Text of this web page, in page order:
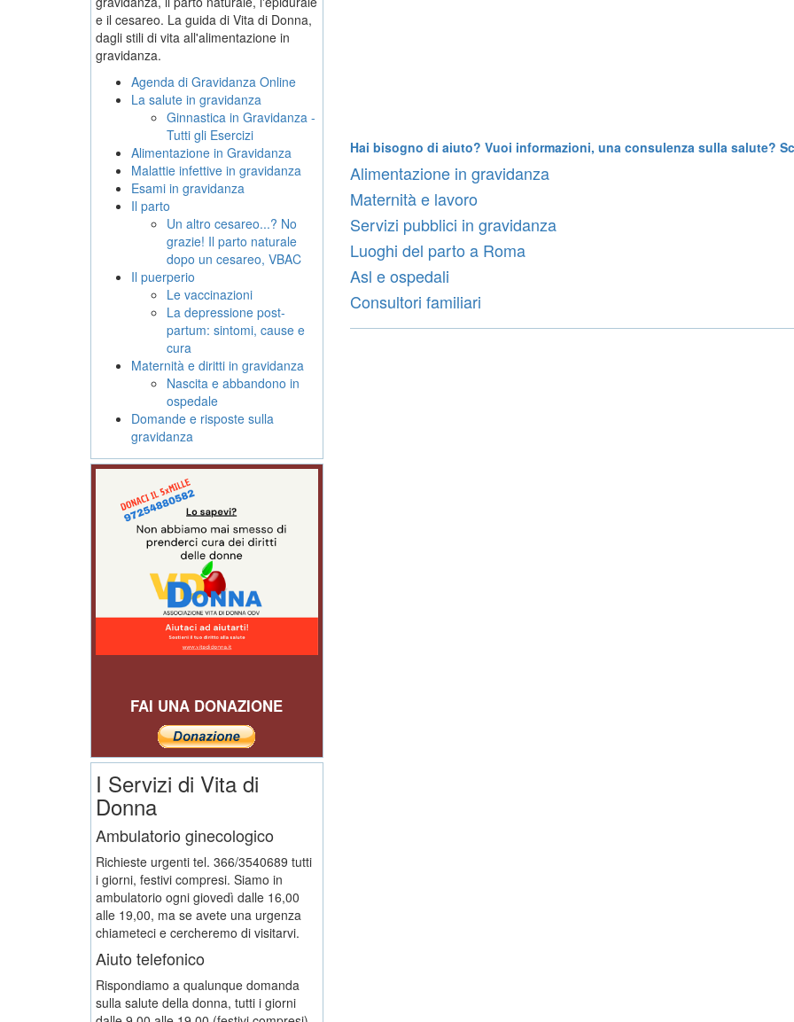
Hai bisogno di aiuto? Vuoi informazioni, una consulenza sulla salute?
Alimentazione in gravidanza
Maternità e lavoro
Servizi pubblici in gravidanza
Luoghi del parto a Roma
Asl e ospedali
Consultori familiari
e il cesareo. La guida di Vita di Donna,
dagli stili di vita all'alimentazione in
gravidanza.
Agenda di Gravidanza Online
La salute in gravidanza
Ginnastica in Gravidanza -
Tutti gli Esercizi
Alimentazione in Gravidanza
Malattie infettive in gravidanza
Esami in gravidanza
Il parto
Un altro cesareo...? No
grazie! Il parto naturale
dopo un cesareo, VBAC
Il puerperio
Le vaccinazioni
La depressione post-
partum: sintomi, cause e
cura
Maternità e diritti in gravidanza
Nascita e abbandono in
ospedale
Domande e risposte sulla
gravidanza
FAI UNA DONAZIONE
I Servizi di Vita di
Donna
Ambulatorio ginecologico
Richieste urgenti tel. 366/3540689 tutti
i giorni, festivi compresi. Siamo in
ambulatorio ogni giovedì dalle 16,00
alle 19,00, ma se avete una urgenza
chiameteci e cercheremo di visitarvi.
Aiuto telefonico
Rispondiamo a qualunque domanda
sulla salute della donna, tutti i giorni